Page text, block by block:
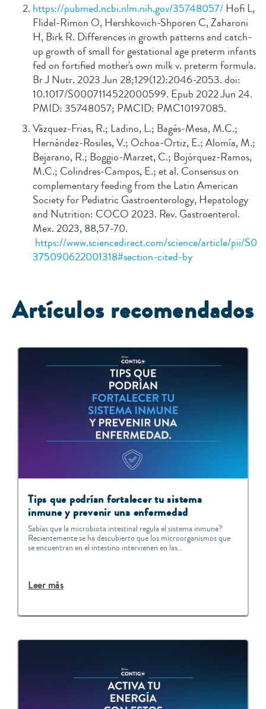
https://pubmed.ncbi.nlm.nih.gov/35748057/Hofi L,
Flidel-Rimon O, Hershkovich-Shporen C, Zaharoni
H, Birk R. Differences in growth patterns and catch-
up growth of small for gestational age preterm infants
fed on fortified mother's own milk v. preterm formula.
Br J Nutr. 2023 Jun 28;129(12):2046-2053. doi:
10.1017/S0007114522000599. Epub 2022 Jun 24.
PMID: 35748057; PMCID: PMC10197085.
Vázquez-Frias, R.; Ladino, L.; Bagés-Mesa, M.C.;
Hernández-Rosiles, V.; Ochoa-Ortiz, E.; Alomía, M.;
Bejarano, R.; Boggio-Marzet, C.; Bojórquez-Ramos,
M.C.; Colindres-Campos, E.; et al. Consensus on
complementary feeding from the Latin American
Society for Pediatric Gastroenterology, Hepatology
and Nutrition: COCO 2023. Rev. Gastroenterol.
Mex. 2023, 88,57-70.
https://www.sciencedirect.com/science/article/pii/S0
375090622001318#section-cited-by
Artículos recomendados
Tips que podrían fortalecer tu sistema
inmune y prevenir una enfermedad
Sabías que la microbiota intestinal regula el sistema inmune?
Recientemente se ha descubierto que los microorganismos que
se encuentran en el intestino intervienen en las...
Leer más